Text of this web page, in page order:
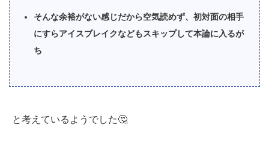
そんな余裕がない感じだから空気読めず、初対面の相手
にすらアイスブレイクなどもスキップして本論に入るが
ち
と考えているようでした🤔